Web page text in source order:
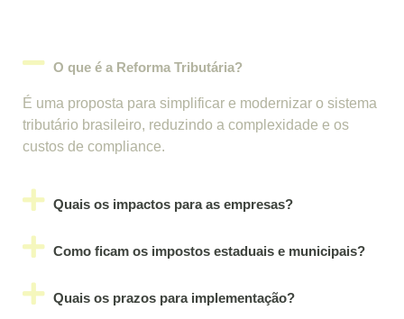
O que é a Reforma Tributária?
É uma proposta para simplificar e modernizar o sistema
tributário brasileiro, reduzindo a complexidade e os
custos de compliance.
Quais os impactos para as empresas?
Como ficam os impostos estaduais e municipais?
Quais os prazos para implementação?